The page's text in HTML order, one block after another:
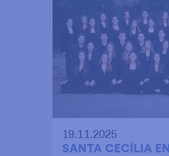
19.11.2025
SANTA CECÍLIA